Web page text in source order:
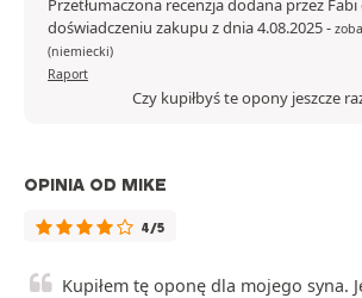
Przetłumaczona recenzja dodana przez
doświadczeniu zakupu z dnia 4.08.2025-
(niemiecki)
Raport
Czy kupiłbyś te opony jeszcze
OPINIA OD MIKE
4/5
Kupiłem tę oponę dla mojego syna.